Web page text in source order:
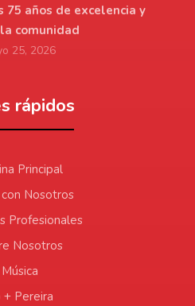
75 años de excelencia y
comunidad
25, 2026
rápidos
Principal
Nosotros
Profesionales
Nosotros
Música
+ Pereira